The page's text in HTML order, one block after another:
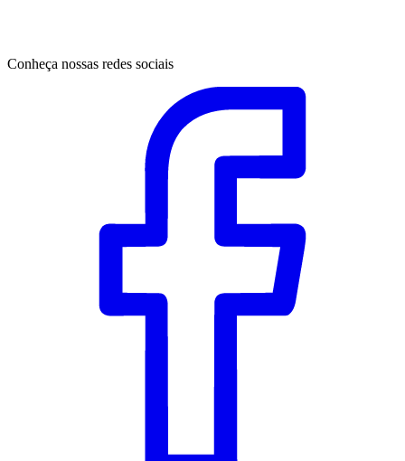
Conheça nossas redes sociais